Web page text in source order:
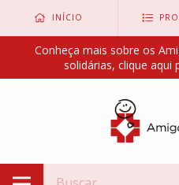
INÍCIO
Conheça mais sobre os
solidárias, clique aqui